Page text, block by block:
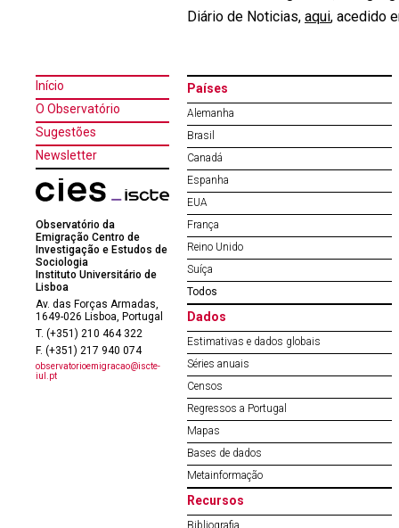
Diário de Noticias, aqui, acedido
Início
O Observatório
Sugestões
Newsletter
Observatório da
Emigração Centro de
Investigação e Estudos de
Sociologia
Instituto Universitário de
Lisboa
Av. das Forças Armadas,
1649-026 Lisboa, Portugal
T. (+351) 210 464 322
F. (+351) 217 940 074
observatorioemigracao@iscte-
iul.pt
Países
Alemanha
Brasil
Canadá
Espanha
EUA
França
Reino Unido
Suíça
Todos
Dados
Estimativas e dados globais
Séries anuais
Censos
Regressos a Portugal
Mapas
Bases de dados
Metainformação
Recursos
Bibliografia